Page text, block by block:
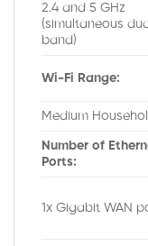
2.4 and 5 GHz
(simultaneous
band)
Wi-Fi Range:
Medium
Number of
Ports:
1x Gigabit WAN